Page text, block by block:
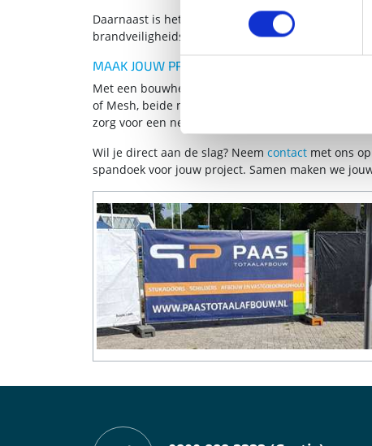
Daarnaast is het goed om te weten dat beide
brandveiligheidsnormen, wat essentieel is voor
MAAK JOUW PROJECT COMPLEET MET EEN
Met een bouwhek spandoek van
of Mesh, beide materialen bieden duurzame
zorg voor een nette en veilige projectomgeving.
Wil je direct aan de slag? Neem contact met ons
spandoek voor jouw project. Samen maken we